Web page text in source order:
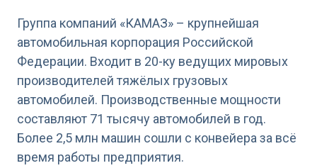
Группа компаний «КАМАЗ» – крупнейшая
автомобильная корпорация Российской
Федерации. Входит в 20-ку ведущих мировых
производителей тяжёлых грузовых
автомобилей. Производственные мощности
составляют 71 тысячу автомобилей в год.
Более 2,5 млн машин сошли с конвейера за всё
время работы предприятия.